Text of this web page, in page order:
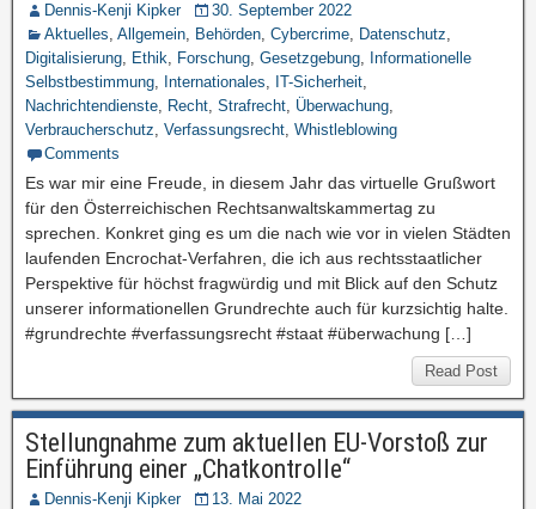
Dennis-Kenji Kipker
30. September 2022
Aktuelles, Allgemein, Behörden, Cybercrime, Datenschutz,
Digitalisierung, Ethik, Forschung, Gesetzgebung, Informationelle
Selbstbestimmung, Internationales, IT-Sicherheit,
Nachrichtendienste, Recht, Strafrecht, Überwachung,
Verbraucherschutz, Verfassungsrecht, Whistleblowing
Comments
Es war mir eine Freude, in diesem Jahr das virtuelle Grußwort
für den Österreichischen Rechtsanwaltskammertag zu
sprechen. Konkret ging es um die nach wie vor in vielen Städten
laufenden Encrochat-Verfahren, die ich aus rechtsstaatlicher
Perspektive für höchst fragwürdig und mit Blick auf den Schutz
unserer informationellen Grundrechte auch für kurzsichtig halte.
#grundrechte #verfassungsrecht #staat #überwachung […]
Read Post
Stellungnahme zum aktuellen EU-Vorstoß zur
Einführung einer „Chatkontrolle“
Dennis-Kenji Kipker
13. Mai 2022